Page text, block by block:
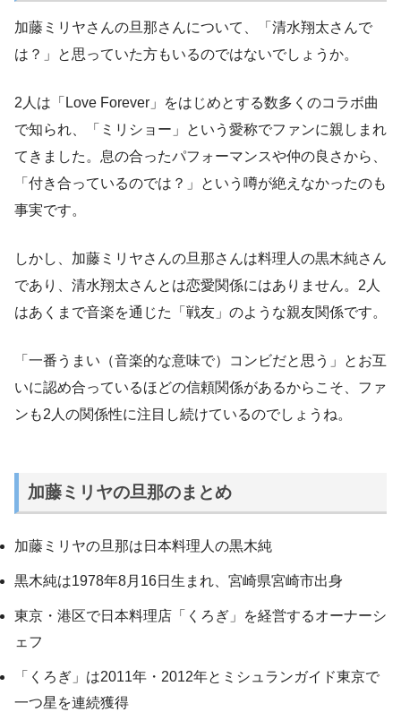
加藤ミリヤさんの旦那さんについて、「清水翔太さんで
は？」と思っていた方もいるのではないでしょうか。
2人は「Love Forever」をはじめとする数多くのコラボ曲
で知られ、「ミリショー」という愛称でファンに親しまれ
てきました。息の合ったパフォーマンスや仲の良さから、
「付き合っているのでは？」という噂が絶えなかったのも
事実です。
しかし、加藤ミリヤさんの旦那さんは料理人の黒木純さん
であり、清水翔太さんとは恋愛関係にはありません。2人
はあくまで音楽を通じた「戦友」のような親友関係です。
「一番うまい（音楽的な意味で）コンビだと思う」とお互
いに認め合っているほどの信頼関係があるからこそ、ファ
ンも2人の関係性に注目し続けているのでしょうね。
加藤ミリヤの旦那のまとめ
加藤ミリヤの旦那は日本料理人の黒木純
黒木純は1978年8月16日生まれ、宮崎県宮崎市出身
東京・港区で日本料理店「くろぎ」を経営するオーナーシ
ェフ
「くろぎ」は2011年・2012年とミシュランガイド東京で
一つ星を連続獲得